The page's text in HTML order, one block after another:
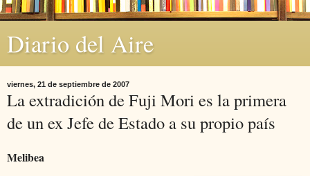
Diario del Aire
viernes, 21 de septiembre de 2007
La extradición de Fuji Mori es la primera
de un ex Jefe de Estado a su propio país
Melibea